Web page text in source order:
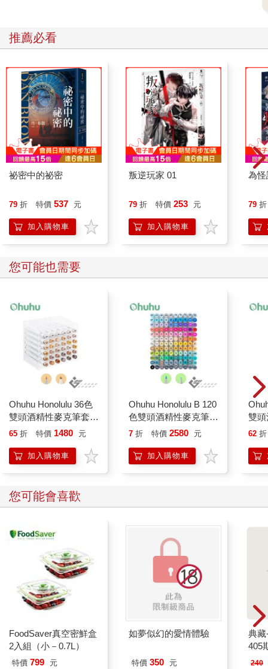
推薦必看
祕密中的祕密
79 折 特價 537 元
加入購物車
叛逆玩家 01
79 折 特價 253 元
加入購物車
為怪
79 折
您可能也需要
Ohuhu Honolulu 36色
雙頭酒精性麥克筆套組
- 膚色系
65 折 特價 1480 元
加入購物車
Ohuhu Honolulu B 120
色雙頭酒精性麥克筆套
組
7 折 特價 2580 元
加入購物車
雙
- 柔
62 折
您可能會喜歡
FoodSaver真空密鮮盒
2入組（小－0.7L）
特價 799 元
如夢似幻的愛情體驗
特價 350 元
典藏
405
240